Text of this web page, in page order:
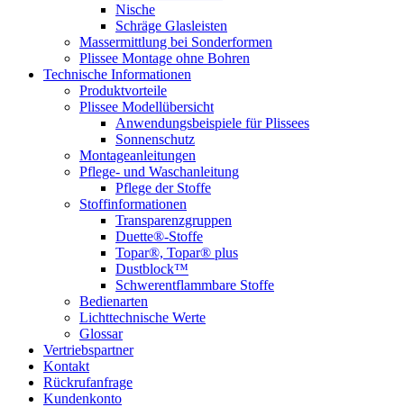
Nische
Schräge Glasleisten
Massermittlung bei Sonderformen
Plissee Montage ohne Bohren
Technische Informationen
Produktvorteile
Plissee Modellübersicht
Anwendungsbeispiele für Plissees
Sonnenschutz
Montageanleitungen
Pflege- und Waschanleitung
Pflege der Stoffe
Stoffinformationen
Transparenzgruppen
Duette®-Stoffe
Topar®, Topar® plus
Dustblock™
Schwerentflammbare Stoffe
Bedienarten
Lichttechnische Werte
Glossar
Vertriebspartner
Kontakt
Rückrufanfrage
Kundenkonto